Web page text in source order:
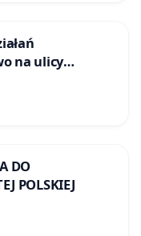
na ulicy
DO
POLSKIEJ